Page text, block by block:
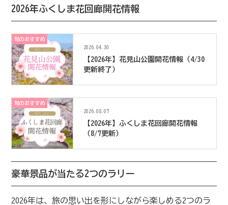
2026年ふくしま花回廊開花情報
旬のおすすめ
2026.04.30
【2026年】花見山公園開花情報（4/30
更新終了）
旬のおすすめ
2026.08.07
【2026年】ふくしま花回廊開花情報
（8/7更新）
豪華景品が当たる2つのラリー
2026年は、旅の思い出を形にしながら楽しめる2つのラ